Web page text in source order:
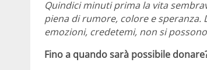
Quindici minuti prima la vita
piena di rumore, colore e speranza.
emozioni, credetemi, non si
Fino a quando sarà possibile